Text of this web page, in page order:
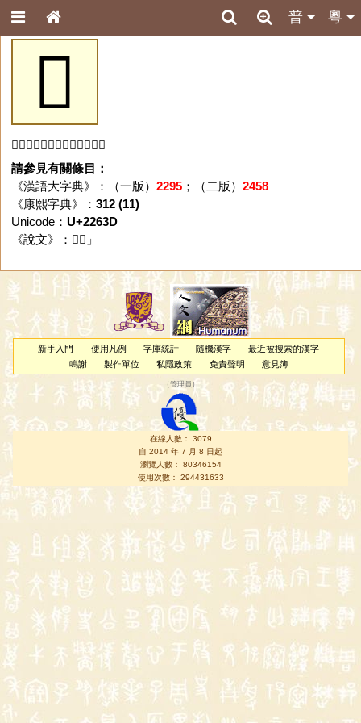
粵
普
𢘽
「𢘽」字未收錄於本資料庫。
請參見有關條目：
《漢語大字典》：（一版） 2295；（二版） 2458
《康熙字典》： 312 (11)
Unicode： U+2263D
《說文》：「 𢘽 」
新手入門 使用凡例 字庫統計 隨機漢字
最近被搜索的漢字
鳴謝
製作單位 私隱政策 免責聲明 意見簿
（管理員 ）
在線人數： 3079
自 2014 年 7 月 8 日起
瀏覽人數： 80346154
使用次數： 294431633